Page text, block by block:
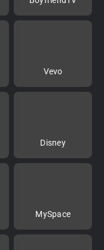
Vevo
Disney
MySpace